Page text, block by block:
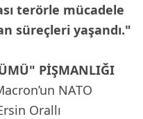
terörle mücadele
süreçleri yaşandı."
PİŞMANLIĞI
NATO
Orallı